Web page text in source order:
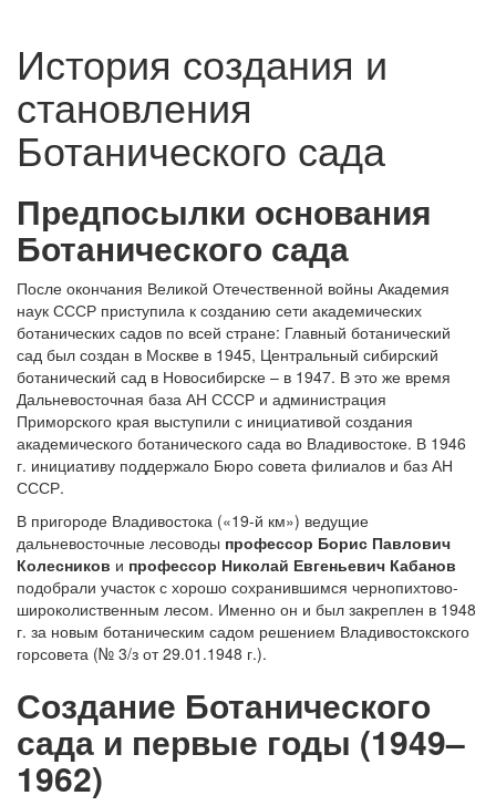
История создания и
становления
Ботанического сада
Предпосылки основания
Ботанического сада
После окончания Великой Отечественной войны Академия
наук СССР приступила к созданию сети академических
ботанических садов по всей стране: Главный ботанический
сад был создан в Москве в 1945, Центральный сибирский
ботанический сад в Новосибирске – в 1947. В это же время
Дальневосточная база АН СССР и администрация
Приморского края выступили с инициативой создания
академического ботанического сада во Владивостоке. В 1946
г. инициативу поддержало Бюро совета филиалов и баз АН
СССР.
В пригороде Владивостока («19-й км») ведущие
дальневосточные лесоводы профессор Борис Павлович
Колесников и профессор Николай Евгеньевич Кабанов
подобрали участок с хорошо сохранившимся чернопихтово-
широколиственным лесом. Именно он и был закреплен в 1948
г. за новым ботаническим садом решением Владивостокского
горсовета (№ 3/з от 29.01.1948 г.).
Создание Ботанического
сада и первые годы (1949–
1962)